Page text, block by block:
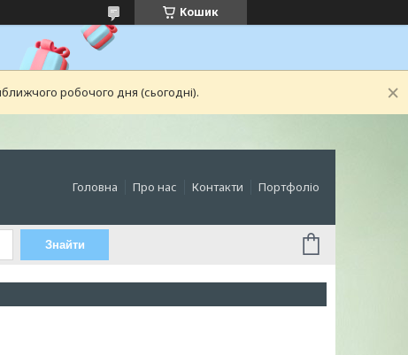
Кошик
робочого дня (сьогодні).
Головна Про нас Контакти Портфоліо
Знайти